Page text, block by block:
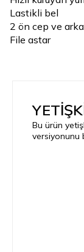
Lastikli bel
2 ön cep ve
File astar
Bu ürün
versiyonunu